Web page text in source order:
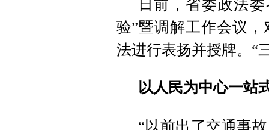
日前，省委政法
验”暨调解工作会议
法进行表扬并授牌。“
以人民为中心一站
“以前出了交通事